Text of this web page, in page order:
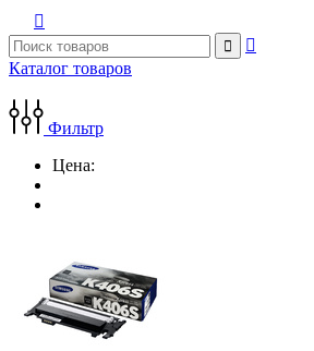



Каталог товаров
Фильтр
Цена: